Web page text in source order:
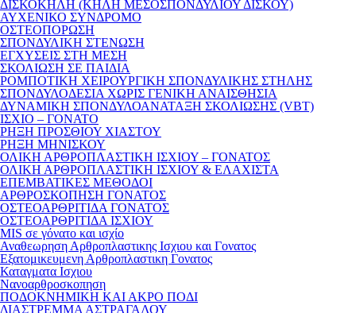
ΔΙΣΚΟΚΗΛΗ (ΚΗΛΗ ΜΕΣΟΣΠΟΝΔΥΛΙΟΥ ΔΙΣΚΟΥ)
ΑΥΧΕΝΙΚΟ ΣΥΝΔΡΟΜΟ
ΟΣΤΕΟΠΟΡΩΣΗ
ΣΠΟΝΔΥΛΙΚΗ ΣΤΕΝΩΣΗ
ΕΓΧΥΣΕΙΣ ΣΤΗ ΜΕΣΗ
ΣΚΟΛΙΩΣΗ ΣΕ ΠΑΙΔΙΑ
ΡΟΜΠΟΤΙΚΗ ΧΕΙΡΟΥΡΓΙΚΗ ΣΠΟΝΔΥΛΙΚΗΣ ΣΤΗΛΗΣ
ΣΠΟΝΔΥΛΟΔΕΣΙΑ ΧΩΡΙΣ ΓΕΝΙΚΗ ΑΝΑΙΣΘΗΣΙΑ
ΔΥΝΑΜΙΚΗ ΣΠΟΝΔΥΛΟΑΝΑΤΑΞΗ ΣΚΟΛΙΩΣΗΣ (VBT)
ΙΣΧΙΟ – ΓΟΝΑΤΟ
ΡΗΞΗ ΠΡΟΣΘΙΟΥ ΧΙΑΣΤΟΥ
ΡΗΞΗ ΜΗΝΙΣΚΟΥ
ΟΛΙΚΗ ΑΡΘΡΟΠΛΑΣΤΙΚΗ ΙΣΧΙΟΥ – ΓΟΝΑΤΟΣ
ΟΛΙΚΗ ΑΡΘΡΟΠΛΑΣΤΙΚΗ ΙΣΧΙΟΥ & ΕΛΑΧΙΣΤΑ
ΕΠΕΜΒΑΤΙΚΕΣ ΜΕΘΟΔΟΙ
ΑΡΘΡΟΣΚΟΠΗΣΗ ΓΟΝΑΤΟΣ
ΟΣΤΕΟΑΡΘΡΙΤΙΔΑ ΓΟΝΑΤΟΣ
ΟΣΤΕΟΑΡΘΡΙΤΙΔΑ ΙΣΧΙΟΥ
MIS σε γόνατο και ισχίο
Αναθεωρηση Αρθροπλαστικης Ισχιου και Γονατος
Εξατομικευμενη Αρθροπλαστικη Γονατος
Καταγματα Ισχιου
Νανοαρθροσκοπηση
ΠΟΔΟΚΝΗΜΙΚΗ ΚΑΙ ΑΚΡΟ ΠΟΔΙ
ΔΙΑΣΤΡΕΜΜΑ ΑΣΤΡΑΓΑΛΟΥ